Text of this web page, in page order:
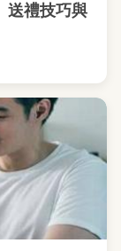
送禮技巧與